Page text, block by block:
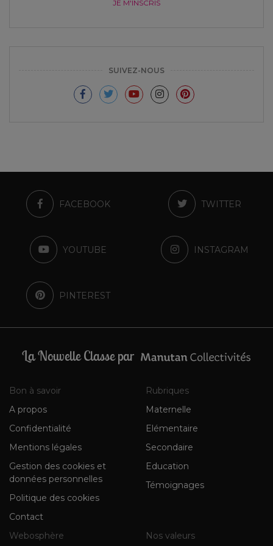
JE M'INSCRIS
SUIVEZ-NOUS
FACEBOOK TWITTER
YOUTUBE INSTAGRAM
PINTEREST
La Nouvelle Classe par
Bon à savoir
A propos
Confidentialité
Mentions légales
Gestion des cookies et
données personnelles
Politique des cookies
Contact
Rubriques
Maternelle
Elémentaire
Secondaire
Education
Témoignages
Webosphère Nos valeurs